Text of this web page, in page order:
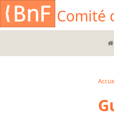
Aller au contenu principal
Comité
Cookies management panel